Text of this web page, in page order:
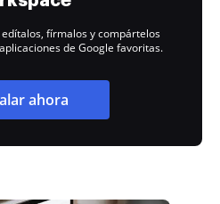
fírmalos y compártelos
de Google favoritas.
ahora